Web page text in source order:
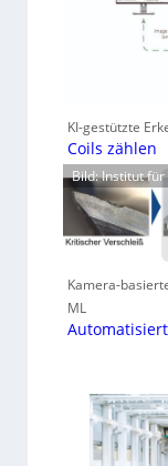
KI-gestützte
Coils zählen
Bild: Institut für
Kamera-
ML